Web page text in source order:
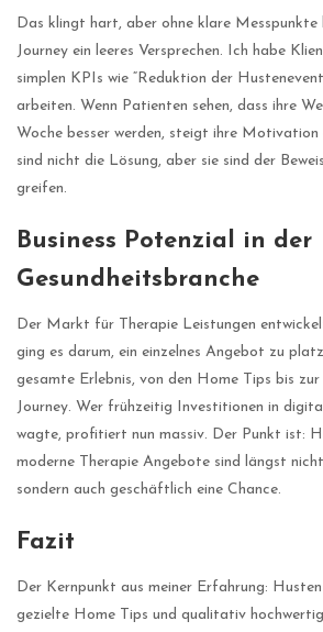
Das klingt hart, aber ohne klare
Journey ein leeres Versprechen. Ich habe
simplen KPIs wie “Reduktion der
arbeiten. Wenn Patienten sehen, dass ihre
Woche besser werden, steigt ihre
sind nicht die Lösung, aber sie sind der
greifen.
Business Potenzial in der
Gesundheitsbranche
Der Markt für Therapie Leistungen
ging es darum, ein einzelnes Angebot zu
gesamte Erlebnis, von den Home Tips bis
Journey. Wer frühzeitig Investitionen in
wagte, profitiert nun massiv. Der Punkt ist:
moderne Therapie Angebote sind längst
sondern auch geschäftlich eine Chance.
Fazit
Der Kernpunkt aus meiner Erfahrung:
gezielte Home Tips und qualitativ